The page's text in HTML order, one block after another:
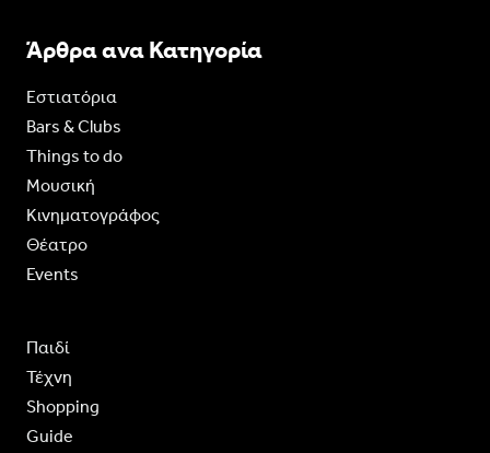
Άρθρα ανα Κατηγορία
Εστιατόρια
Bars & Clubs
Things to do
Moυσική
Κινηματογράφος
Θέατρο
Events
Παιδί
Τέχνη
Shopping
Guide